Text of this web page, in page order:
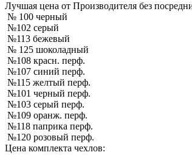
Лучшая цена от Производителя без
№ 100 черный
№102 серый
№113 бежевый
№ 125 шоколадный
№108 красн. перф.
№107 синий перф.
№115 желтый перф.
№101 черный перф.
№103 серый перф.
№109 оранж. перф.
№118 паприка перф.
№120 розовый перф.
Цена комплекта чехлов: